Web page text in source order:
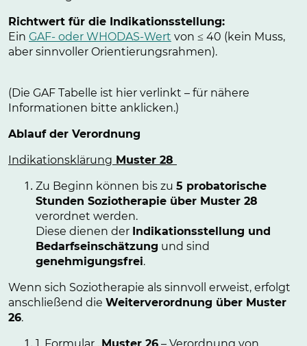
Richtwert für die Indikationsstellung:
Ein GAF- oder WHODAS-Wert von ≤ 40 (kein Muss,
aber sinnvoller Orientierungsrahmen).
(Die GAF Tabelle ist hier verlinkt – für nähere
Informationen bitte anklicken.)
Ablauf der Verordnung
Indikationsklärung Muster 28
Zu Beginn können bis zu 5 probatorische
Stunden Soziotherapie über Muster 28
verordnet werden.
Diese dienen der Indikationsstellung und
Bedarfseinschätzung und sind
genehmigungsfrei.
Wenn sich Soziotherapie als sinnvoll erweist, erfolgt
anschließend die Weiterverordnung über Muster
26.